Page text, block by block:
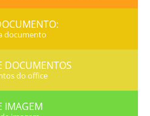
documento
DOCUMENTOS
do office
IMAGEM